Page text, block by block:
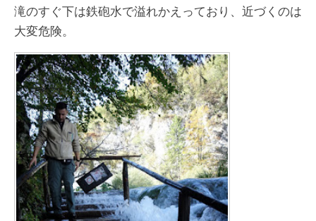
滝のすぐ下は鉄砲水で溢れかえっており、近づくのは
大変危険。